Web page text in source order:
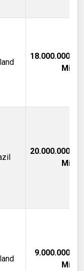
18.000.000,00
Mill €
20.000.000,00
Mill €
9.000.000,00
Mill €